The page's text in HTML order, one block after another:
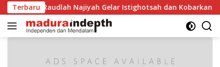
Langsung
ke
konten
Terbaru
MA Raudlah Najiyah Gelar Istighotsah dan Kobarkan